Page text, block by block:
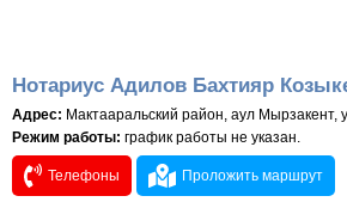
Нотариус Адилов Бахтияр
Адрес: Мактааральский район, аул Мырзакент,
Режим работы: график работы не указан.
Телефоны Проложить маршрут